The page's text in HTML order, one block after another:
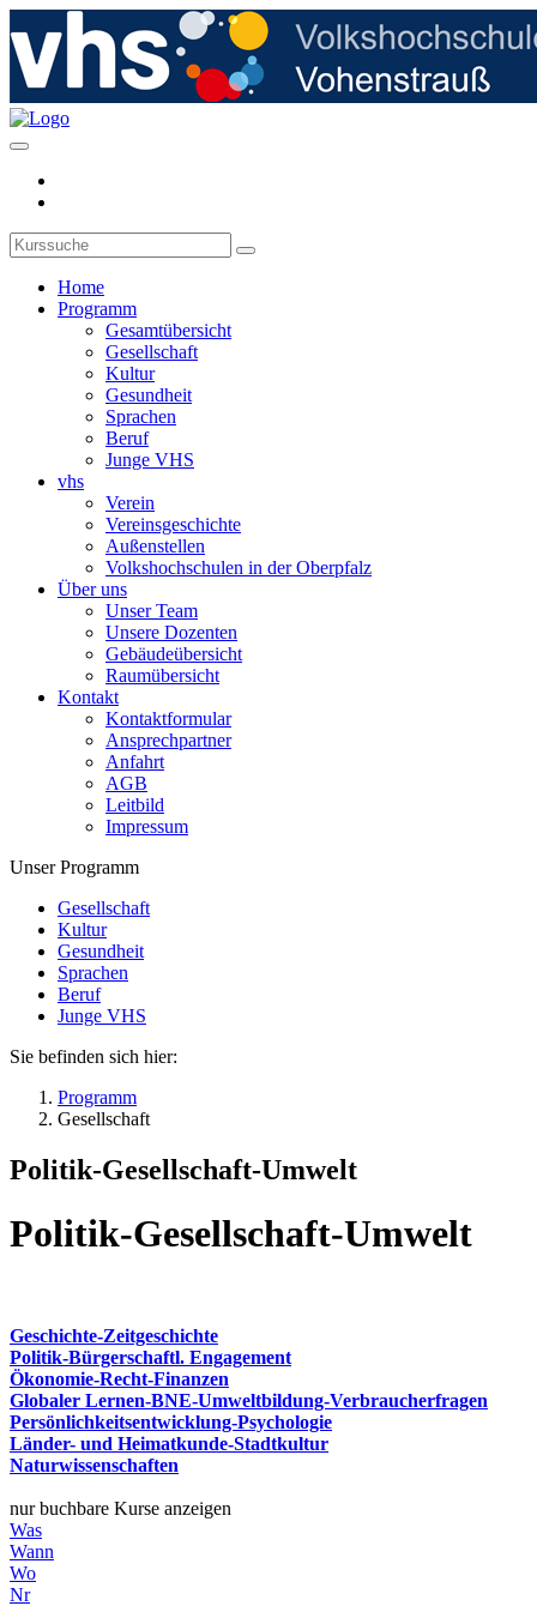
Home
Programm
Gesamtübersicht
Gesellschaft
Kultur
Gesundheit
Sprachen
Beruf
Junge VHS
vhs
Verein
Vereinsgeschichte
Außenstellen
Volkshochschulen in der Oberpfalz
Über uns
Unser Team
Unsere Dozenten
Gebäudeübersicht
Raumübersicht
Kontakt
Kontaktformular
Ansprechpartner
Anfahrt
AGB
Leitbild
Impressum
Unser Programm
Gesellschaft
Kultur
Gesundheit
Sprachen
Beruf
Junge VHS
Sie befinden sich hier:
Programm
Gesellschaft
Politik-Gesellschaft-Umwelt
Politik-Gesellschaft-Umwelt
Geschichte-Zeitgeschichte
Politik-Bürgerschaftl. Engagement
Ökonomie-Recht-Finanzen
Globaler Lernen-BNE-Umweltbildung-Verbraucherfragen
Persönlichkeitsentwicklung-Psychologie
Länder- und Heimatkunde-Stadtkultur
Naturwissenschaften
nur buchbare Kurse anzeigen
Was
Wann
Wo
Nr